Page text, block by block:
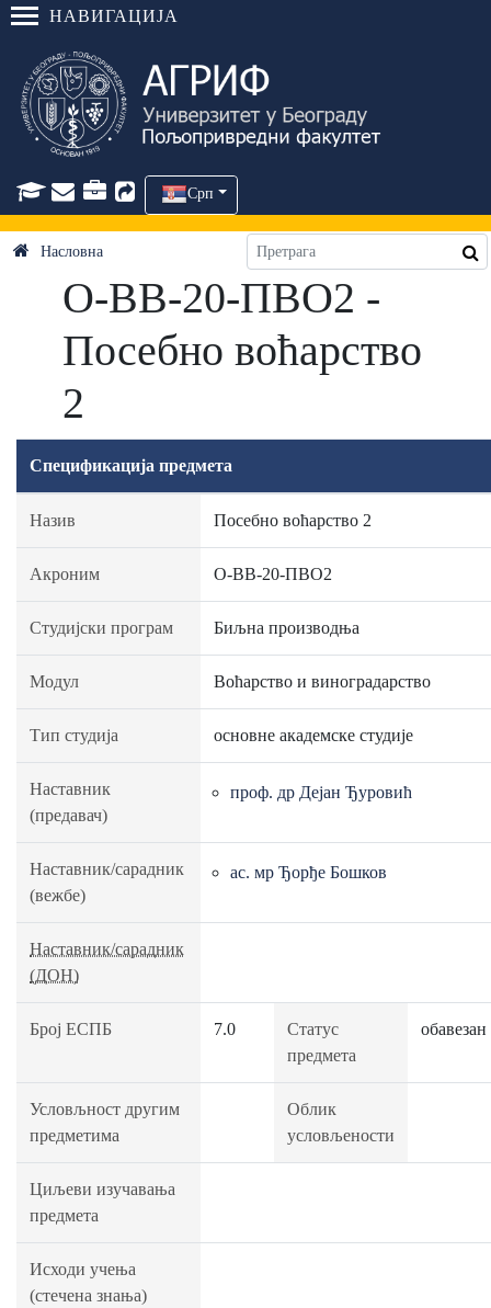
НАВИГАЦИЈА
Срп
Насловна
О-ВВ-20-ПВО2 -
Посебно воћарство
2
Спецификација предмета
Назив Посебно воћарство 2
Акроним О-ВВ-20-ПВО2
Студијски програм Биљна производња
Модул Воћарство и виноградарство
Тип студија основне академске студије
Наставник
(предавач)
проф. др Дејан Ђуровић
Наставник/сарадник
(вежбе)
ас. мр Ђорђе Бошков
Наставник/сарадник
(ДОН)
Број ЕСПБ 7.0
Статус
предмета
обавезан
Условљност другим
предметима
Облик
условљености
Циљеви изучавања
предмета
Исходи учења
(стечена знања)